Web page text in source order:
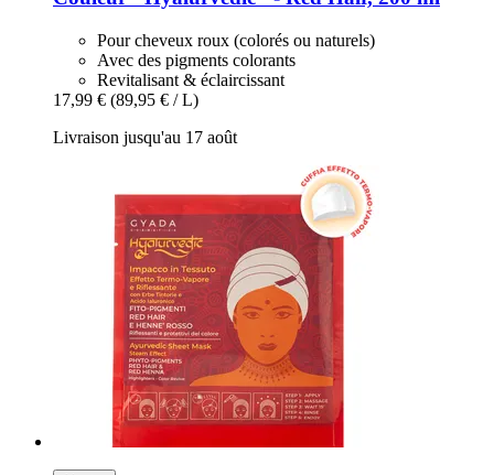
Pour cheveux roux (colorés ou naturels)
Avec des pigments colorants
Revitalisant & éclaircissant
17,99 € (89,95 € / L)
Livraison jusqu'au 17 août